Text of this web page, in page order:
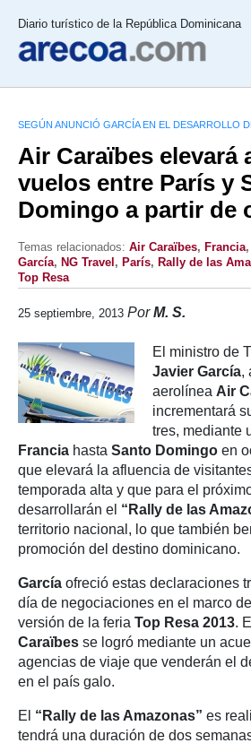
Diario turístico de la República Dominicana
SEGÚN ANUNCIÓ GARCÍA EN EL DESARROLLO
Air Caraïbes elevará
vuelos entre París y
Domingo a partir de
Temas relacionados: Air Caraïbes, Francia,
García, NG Travel , París, Rally de las
Top Resa
25 septiembre, 2013 PorM. S.
El ministro de
Javier García,
aerolínea Air
incrementará
tres, mediante
Francia hasta Santo Domingo en
que elevará la afluencia de
temporada alta y que para el
desarrollarán el “Rally de las
territorio nacional, lo que también
promoción del destino dominicano.
García ofreció estas declaraciones
día de negociaciones en el marco
versión de la feria Top Resa 2013.
Caraïbes se logró mediante un
agencias de viaje que venderán el
en el país galo.
El “Rally de las Amazonas” es
tendrá una duración de dos